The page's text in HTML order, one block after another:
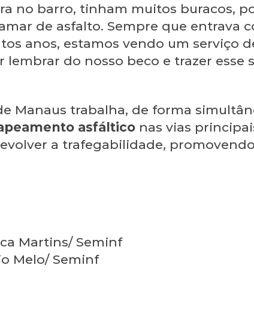
no barro, tinham muitos buracos,
de asfalto. Sempre que entrava
anos, estamos vendo um serviço
lembrar do nosso beco e trazer esse
Manaus trabalha, de forma
asfáltico nas vias
a trafegabilidade,
Martins/ Seminf
Melo/ Seminf